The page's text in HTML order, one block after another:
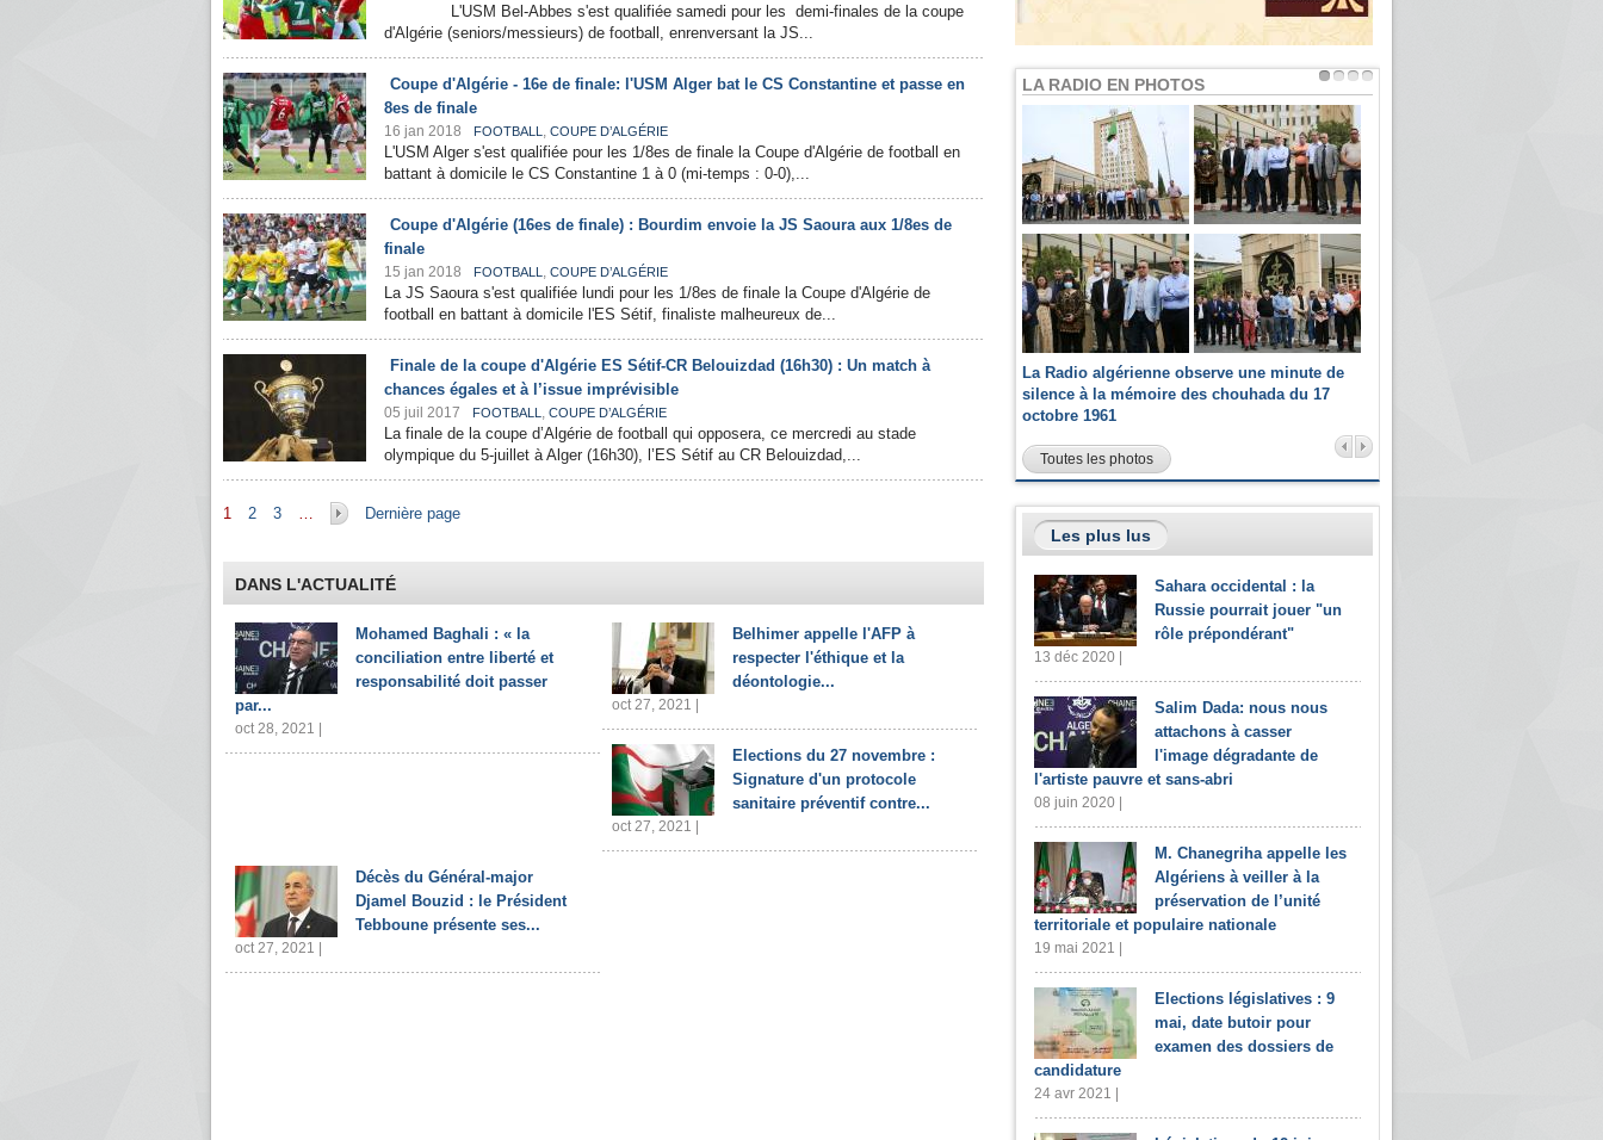
L'USM Bel-Abbes s'est qualifiée samedi pour les demi-finales de la coupe
d'Algérie (seniors/messieurs) de football, enrenversant la JS...
Coupe d'Algérie - 16e de finale: l'USM Alger bat le CS Constantine et passe en
8es de finale
16 jan 2018 FOOTBALL , COUPE D’ALGÉRIE
L'USM Alger s'est qualifiée pour les 1/8es de finale la Coupe d'Algérie de football en
battant à domicile le CS Constantine 1 à 0 (mi-temps : 0-0),...
Coupe d'Algérie (16es de finale) : Bourdim envoie la JS Saoura aux 1/8es de
finale
15 jan 2018 FOOTBALL , COUPE D’ALGÉRIE
La JS Saoura s'est qualifiée lundi pour les 1/8es de finale la Coupe d'Algérie de
football en battant à domicile l'ES Sétif, finaliste malheureux de...
Finale de la coupe d'Algérie ES Sétif-CR Belouizdad (16h30) : Un match à
chances égales et à l’issue imprévisible
05 juil 2017 FOOTBALL , COUPE D’ALGÉRIE
La finale de la coupe d’Algérie de football qui opposera, ce mercredi au stade
olympique du 5-juillet à Alger (16h30), l’ES Sétif au CR Belouizdad,...
Pages
1 2 3 … Dernière page
DANS L'ACTUALITÉ
Mohamed Baghali : « la
conciliation entre liberté et
responsabilité doit passer
par...
oct 28, 2021 |
Belhimer appelle l'AFP à
respecter l'éthique et la
déontologie...
oct 27, 2021 |
Elections du 27 novembre :
Signature d'un protocole
sanitaire préventif contre...
oct 27, 2021 |
Décès du Général-major
Djamel Bouzid : le Président
Tebboune présente ses...
oct 27, 2021 |
LA RADIO EN PHOTOS
La Radio algérienne observe une minute de
silence à la mémoire des chouhada du 17
octobre 1961
Toutes les photos
Les plus lus
Sahara occidental : la
Russie pourrait jouer "un
rôle prépondérant"
13 déc 2020 |
Salim Dada: nous nous
attachons à casser
l'image dégradante de
l'artiste pauvre et sans-abri
08 juin 2020 |
M. Chanegriha appelle les
Algériens à veiller à la
préservation de l’unité
territoriale et populaire nationale
19 mai 2021 |
Elections législatives : 9
mai, date butoir pour
examen des dossiers de
candidature
24 avr 2021 |